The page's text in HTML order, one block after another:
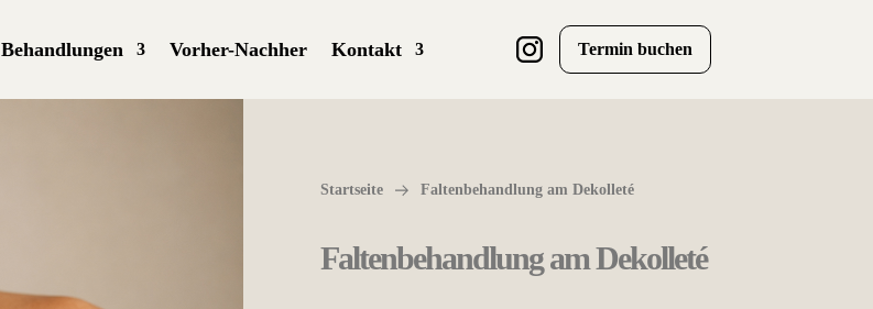
Behandlungen Vorher-Nachher Kontakt Termin buchen
Startseite Faltenbehandlung am Dekolleté
Faltenbehandlung am Dekolleté